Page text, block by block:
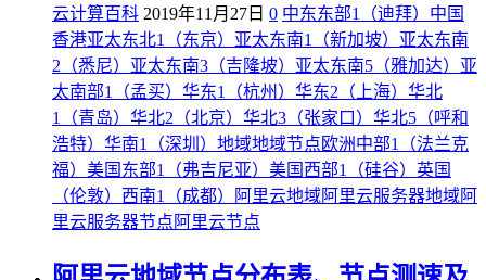
云计算百科 2019年11月27日 0 中东东部1（迪拜） 中国
香港亚太东北1（东京） 亚太东南1（新加坡） 亚太东南
2（悉尼） 亚太东南3（吉隆坡） 亚太东南5（雅加达） 亚
太南部1（孟买） 华东1（杭州） 华东2（上海） 华北
1（青岛） 华北2（北京） 华北3（张家口） 华北5（呼和
浩特） 华南1（深圳） 地域地域节点欧洲中部1（法兰克
福） 美国东部1（弗吉尼亚） 美国西部1（硅谷） 英国
（伦敦） 西南1（成都） 阿里云地域阿里云服务器地域阿
里云服务器节点 阿里云节点